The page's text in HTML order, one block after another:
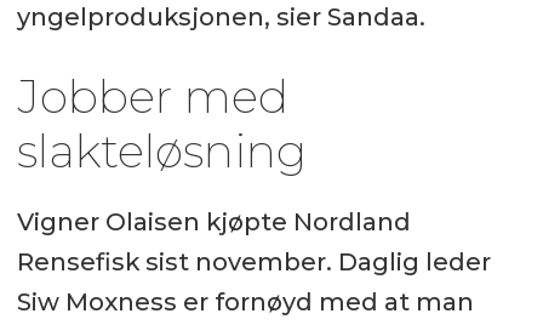
yngelproduksjonen, sier Sandaa.
Jobber med
slakteløsning
Vigner Olaisen kjøpte Nordland
Rensefisk sist november. Daglig leder
Siw Moxness er fornøyd med at man